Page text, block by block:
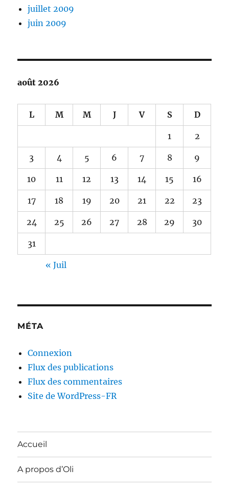
juillet 2009
juin 2009
août 2026
L M M J V S D
1 2
3 4 5 6 7 8 9
10 11 12 13 14 15 16
17 18 19 20 21 22 23
24 25 26 27 28 29 30
31
« Juil
MÉTA
Connexion
Flux des publications
Flux des commentaires
Site de WordPress-FR
Accueil
A propos d’Oli